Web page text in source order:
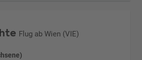
Flug ab Wien (VIE)